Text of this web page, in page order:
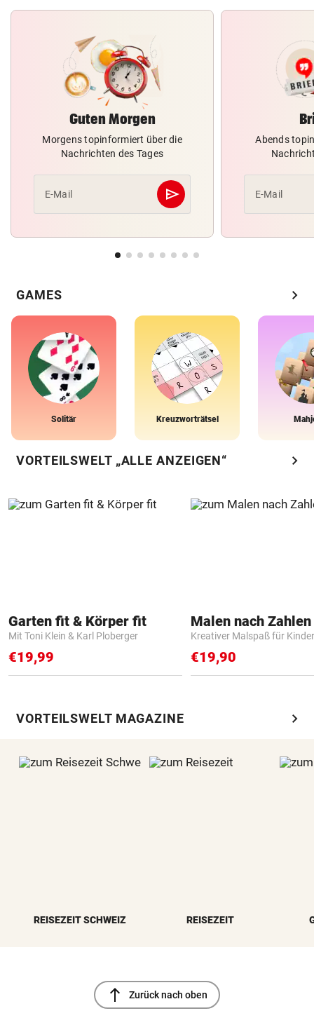
Guten Morgen
Morgens topinformiert über die
Nachrichten des Tages
E-Mail send
Abschicken
Abends
E-Mail
GAMES chevron_right
Solitär Kreuzworträtsel
VORTEILSWELT „ALLE ANZEIGEN“ chevron_right
Garten fit & Körper fit
Mit Toni Klein & Karl Ploberger
€19,99
Kreativer Malspaß für Kinder
€19,90
VORTEILSWELT MAGAZINE chevron_right
REISEZEIT SCHWEIZ REISEZEIT
north Zurück nach oben